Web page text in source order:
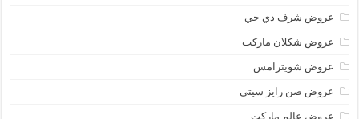
عروض شرف دي جي
عروض شكلان ماركت
عروض شويترامس
عروض صن رايز سيتي
عروض عالم ماركت